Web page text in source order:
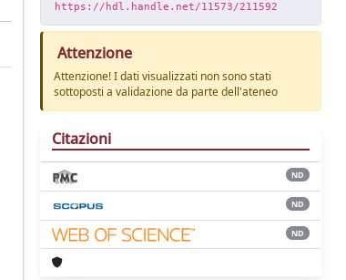
https://hdl.handle.net/11573/211592
Attenzione
Attenzione! I dati visualizzati non sono stati
sottoposti a validazione da parte dell'ateneo
Citazioni
ND
ND
ND